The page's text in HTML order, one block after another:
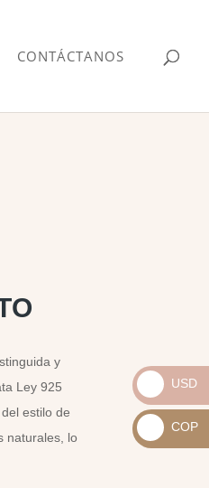
CONTÁCTANOS
y
Ley 925
estilo de
naturales, lo
_
USD
USD
_
COP